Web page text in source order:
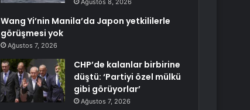
Ağustos 8, 2026
Wang Yi’nin Manila’da Japon yetkililerle
görüşmesi yok
Ağustos 7, 2026
CHP’de kalanlar birbirine
düştü: ‘Partiyi özel mülkü
gibi görüyorlar’
Ağustos 7, 2026